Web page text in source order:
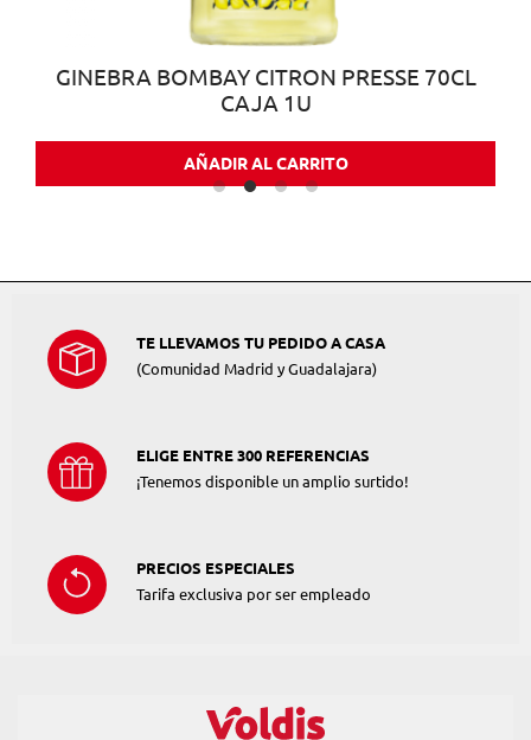
GINEBRA BOMBAY CITRON PRESSE 70CL
CAJA 1U
AÑADIR AL CARRITO
TE LLEVAMOS TU PEDIDO A CASA
(Comunidad Madrid y Guadalajara)
ELIGE ENTRE 300 REFERENCIAS
¡Tenemos disponible un amplio surtido!
PRECIOS ESPECIALES
Tarifa exclusiva por ser empleado